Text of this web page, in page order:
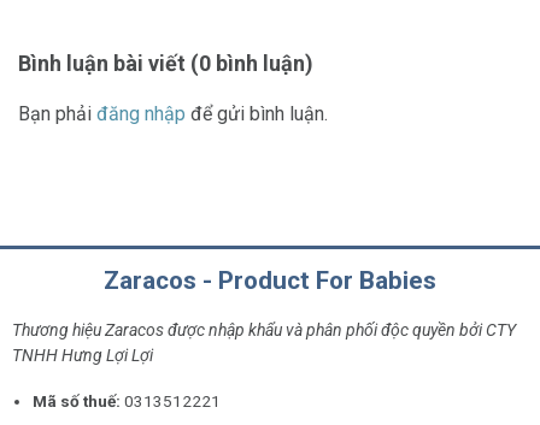
Bình luận bài viết (0 bình luận)
Bạn phải đăng nhập để gửi bình luận.
Zaracos - Product For Babies
Thương hiệu Zaracos được nhập khẩu và phân phối độc quyền bởi CTY
TNHH Hưng Lợi Lợi
Mã số thuế: 0313512221